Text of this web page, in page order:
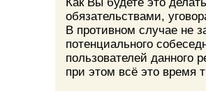
обязательствами,
В противном случае не
потенциального
пользователей данного
при этом всё это время